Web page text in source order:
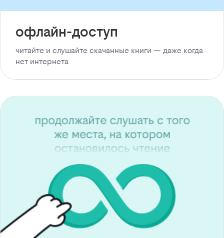
офлайн-доступ
читайте и слушайте скачанные книги — даже когда
нет интернета